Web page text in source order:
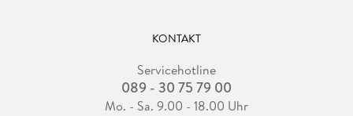
KONTAKT
Servicehotline
089 - 30 75 79 00
Mo. - Sa. 9.00 - 18.00 Uhr